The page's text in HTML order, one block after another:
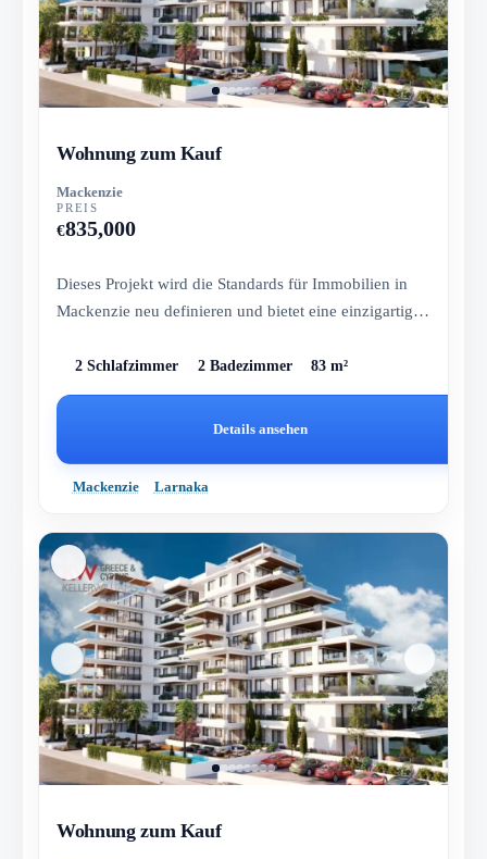
Wohnung zum Kauf
Mackenzie
PREIS
€835,000
Dieses Projekt wird die Standards für Immobilien in
Mackenzie neu definieren und bietet eine einzigartige
2 Schlafzimmer 2 Badezimmer 83 m²
Details ansehen
Mackenzie Larnaka
Wohnung zum Kauf